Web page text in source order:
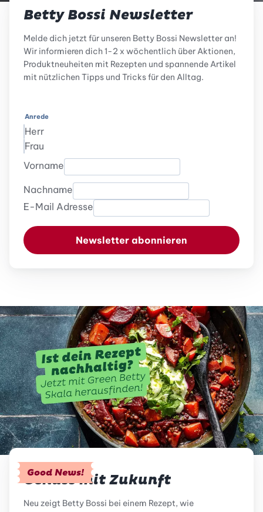
Betty Bossi Newsletter
Melde dich jetzt für unseren Betty Bossi Newsletter an!
Wir informieren dich 1-2 x wöchentlich über Aktionen,
Produktneuheiten mit Rezepten und spannende Artikel
mit nützlichen Tipps und Tricks für den Alltag.
Anrede
Herr
Frau
Vorname
Nachname
E-Mail Adresse
Newsletter abonnieren
Good News!
Genuss mit Zukunft
Neu zeigt Betty Bossi bei einem Rezept, wie